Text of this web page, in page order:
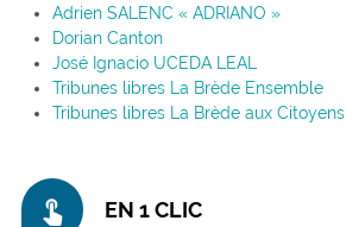
Adrien SALENC « ADRIANO »
Dorian Canton
José Ignacio UCEDA LEAL
Tribunes libres La Brède Ensemble
Tribunes libres La Brède aux Citoyens
touch_app EN 1 CLIC